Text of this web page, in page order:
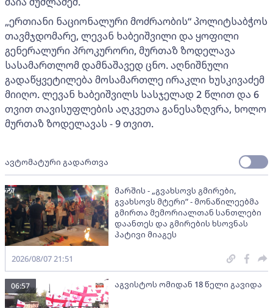
„ერთიანი ნაციონალური მოძრაობის“ პოლიტსაბჭოს
თავმჯდომარე, ლევან ხაბეიშვილი და ყოფილი
გენერალური პროკურორი, მურთაზ ზოდელავა
სასამართლომ დამნაშავედ ცნო. აღნიშნული
გადაწყვეტილება მოსამართლე ირაკლი ხუსკივაძემ
მიიღო. ლევან ხაბეიშვილს სასჯელად 2 წლით და 6
თვით თავისუფლების აღკვეთა განესაზღვრა, ხოლო
მურთაზ ზოდელავას - 9 თვით.
ავტომატური გადართვა
მარშის - „გვახსოვს გმირები,
გვახსოვს მტერი” - მონაწილეებმა
გმირთა მემორიალთან სანთლები
დაანთეს და გმირების ხსოვნას
პატივი მიაგეს
2026/08/07 21:51
აგვისტოს ომიდან 18 წელი გავიდა
06:57